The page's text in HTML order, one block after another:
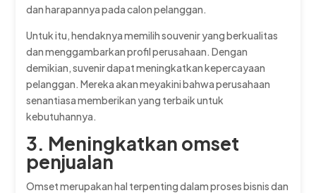
dan harapannya pada calon pelanggan.
Untuk itu, hendaknya memilih souvenir yang berkualitas
dan menggambarkan profil perusahaan. Dengan
demikian, suvenir dapat meningkatkan kepercayaan
pelanggan. Mereka akan meyakini bahwa perusahaan
senantiasa memberikan yang terbaik untuk
kebutuhannya.
3. Meningkatkan omset
penjualan
Omset merupakan hal terpenting dalam proses bisnis dan